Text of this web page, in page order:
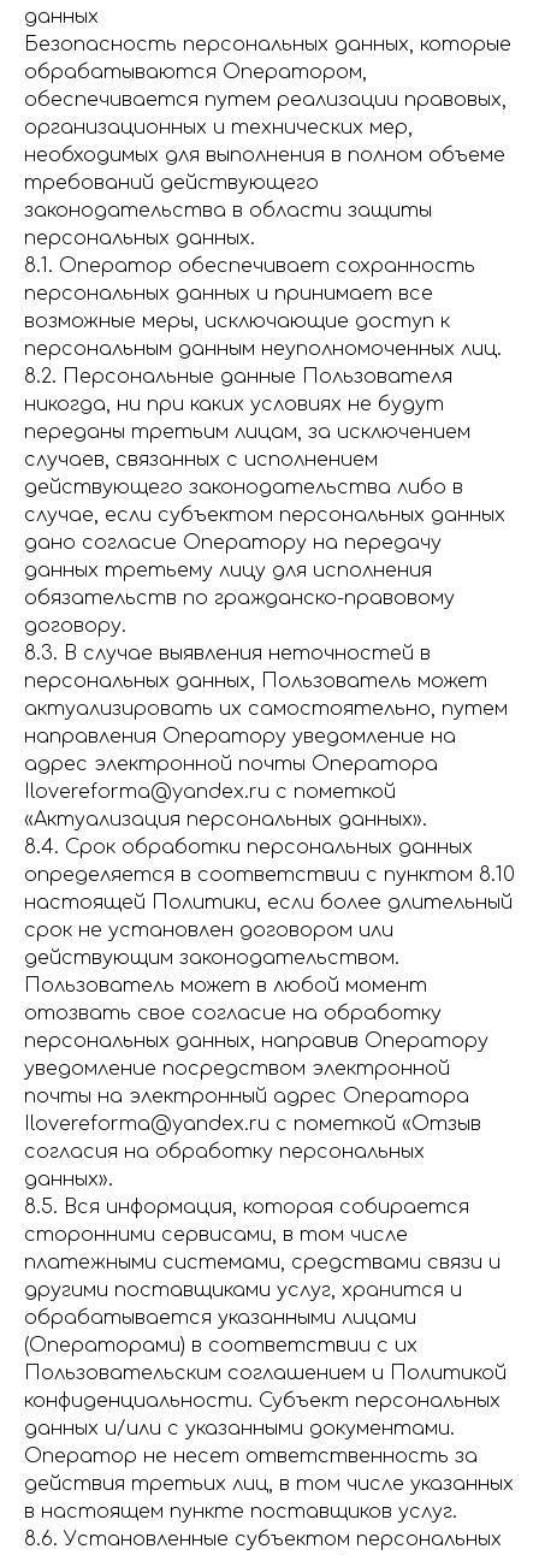
данных
Безопасность персональных данных, которые
обрабатываются Оператором,
обеспечивается путем реализации правовых,
организационных и технических мер,
необходимых для выполнения в полном объеме
требований действующего
законодательства в области защиты
персональных данных.
8.1. Оператор обеспечивает сохранность
персональных данных и принимает все
возможные меры, исключающие доступ к
персональным данным неуполномоченных лиц.
8.2. Персональные данные Пользователя
никогда, ни при каких условиях не будут
переданы третьим лицам, за исключением
случаев, связанных с исполнением
действующего законодательства либо в
случае, если субъектом персональных данных
дано согласие Оператору на передачу
данных третьему лицу для исполнения
обязательств по гражданско-правовому
договору.
8.3. В случае выявления неточностей в
персональных данных, Пользователь может
актуализировать их самостоятельно, путем
направления Оператору уведомление на
адрес электронной почты Оператора
Ilovereforma@yandex.ru с пометкой
«Актуализация персональных данных».
8.4. Срок обработки персональных данных
определяется в соответствии с пунктом 8.10
настоящей Политики, если более длительный
срок не установлен договором или
действующим законодательством.
Пользователь может в любой момент
отозвать свое согласие на обработку
персональных данных, направив Оператору
уведомление посредством электронной
почты на электронный адрес Оператора
Ilovereforma@yandex.ru с пометкой «Отзыв
согласия на обработку персональных
данных».
8.5. Вся информация, которая собирается
сторонними сервисами, в том числе
платежными системами, средствами связи и
другими поставщиками услуг, хранится и
обрабатывается указанными лицами
(Операторами) в соответствии с их
Пользовательским соглашением и Политикой
конфиденциальности. Субъект персональных
данных и/или с указанными документами.
Оператор не несет ответственность за
действия третьих лиц, в том числе указанных
в настоящем пункте поставщиков услуг.
8.6. Установленные субъектом персональных